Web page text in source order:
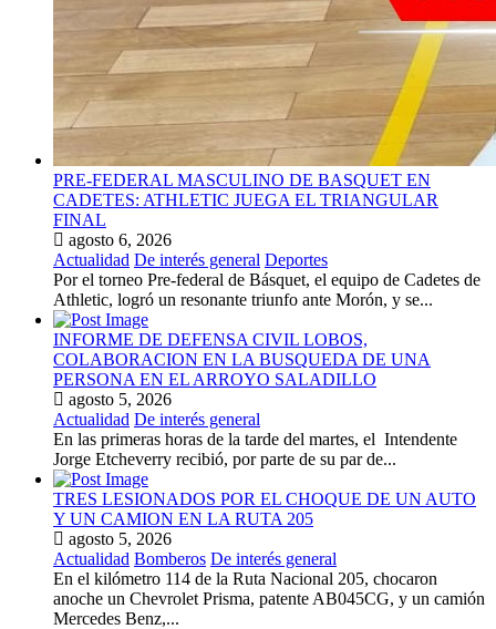
PRE-FEDERAL MASCULINO DE BASQUET EN
CADETES: ATHLETIC JUEGA EL TRIANGULAR
FINAL
agosto 6, 2026
Actualidad De interés general Deportes
Por el torneo Pre-federal de Básquet, el equipo de Cadetes de
Athletic, logró un resonante triunfo ante Morón, y se...
INFORME DE DEFENSA CIVIL LOBOS,
COLABORACION EN LA BUSQUEDA DE UNA
PERSONA EN EL ARROYO SALADILLO
agosto 5, 2026
Actualidad De interés general
En las primeras horas de la tarde del martes, el Intendente
Jorge Etcheverry recibió, por parte de su par de...
TRES LESIONADOS POR EL CHOQUE DE UN AUTO
Y UN CAMION EN LA RUTA 205
agosto 5, 2026
Actualidad Bomberos De interés general
En el kilómetro 114 de la Ruta Nacional 205, chocaron
anoche un Chevrolet Prisma, patente AB045CG, y un camión
Mercedes Benz,...